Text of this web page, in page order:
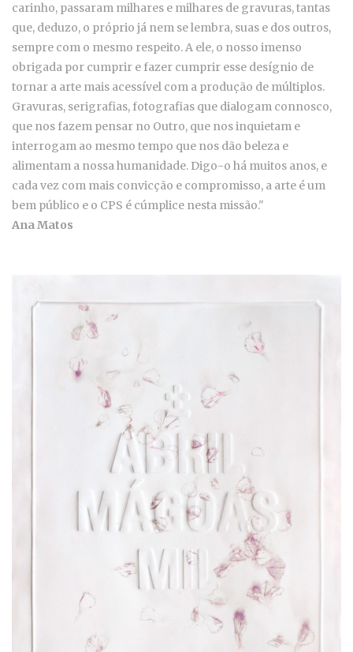
carinho, passaram milhares e milhares de gravuras, tantas
que, deduzo, o próprio já nem se lembra, suas e dos outros,
sempre com o mesmo respeito. A ele, o nosso imenso
obrigada por cumprir e fazer cumprir esse desígnio de
tornar a arte mais acessível com a produção de múltiplos.
Gravuras, serigrafias, fotografias que dialogam connosco,
que nos fazem pensar no Outro, que nos inquietam e
interrogam ao mesmo tempo que nos dão beleza e
alimentam a nossa humanidade. Digo-o há muitos anos, e
cada vez com mais convicção e compromisso, a arte é um
bem público e o CPS é cúmplice nesta missão."
Ana Matos